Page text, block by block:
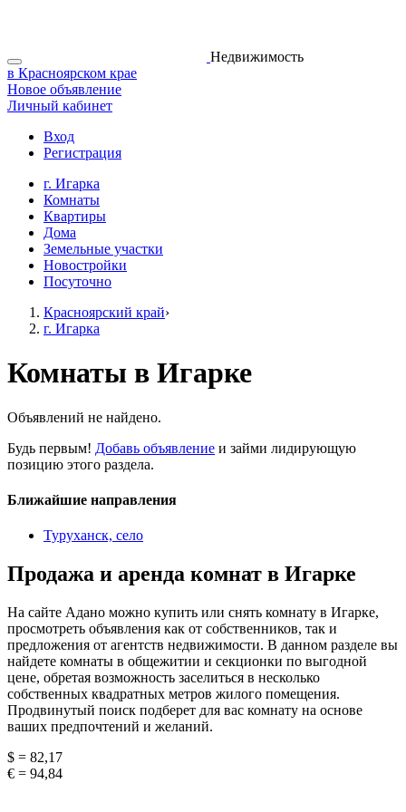
Недвижимость
в Красноярском крае
Новое объявление
Личный кабинет
Вход
Регистрация
г. Игарка
Комнаты
Квартиры
Дома
Земельные участки
Новостройки
Посуточно
Красноярский край›
г. Игарка
Комнаты в Игарке
Объявлений не найдено.
Будь первым! Добавь объявление и займи лидирующую
позицию этого раздела.
Ближайшие направления
Туруханск, село
Продажа и аренда комнат в Игарке
На сайте Адано можно купить или снять комнату в Игарке,
просмотреть объявления как от собственников, так и
предложения от агентств недвижимости. В данном разделе вы
найдете комнаты в общежитии и секционки по выгодной
цене, обретая возможность заселиться в несколько
собственных квадратных метров жилого помещения.
Продвинутый поиск подберет для вас комнату на основе
ваших предпочтений и желаний.
$ = 82,17
€ = 94,84